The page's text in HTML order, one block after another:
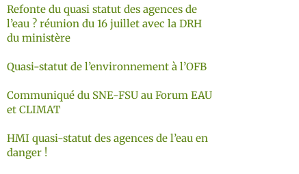
Refonte du quasi statut des agences de
l’eau ? réunion du 16 juillet avec la DRH
du ministère
Quasi-statut de l’environnement à l’OFB
Communiqué du SNE-FSU au Forum EAU
et CLIMAT
HMI quasi-statut des agences de l’eau en
danger !